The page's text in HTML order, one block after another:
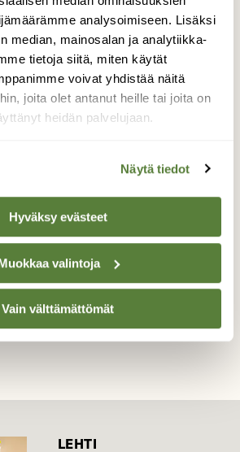
analysoimiseen. Lisäksi
median, mainosalan ja analytiikka-
tietoja siitä, miten käytät
voivat yhdistää näitä
joita olet antanut heille tai joita on
heidän palvelujaan.
Näytä tiedot
Hyväksy evästeet
valintoja
Vain välttämättömät
kohdistumaan kohti
tapauksessa sammakot
ruskosammakoita.
seuraan jatkossa ojan
vaikuttaa että oja kuivuu
enemmän. Kenties
ojissa?
pelto-oja 17.4.2026
LISTAAN
LEHTI